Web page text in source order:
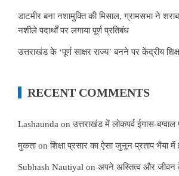
डाटमीर बना नशामुक्ति की मिसाल, ग्रामसभा ने
नशीले पदार्थों पर लगाया पूर्ण प्रतिबंध
उत्तराखंड के ‘पूर्ण साक्षर राज्य’ बनने पर केंद्रीय
RECENT COMMENTS
Lashaunda onउत्तराखंड में लोकपर्व ईगास-
मुकताonशिक्षा प्रसार का ऐसा जुनून प्रताप भैया
Subhash Nautiyal on अपने अस्तित्व और जीवन